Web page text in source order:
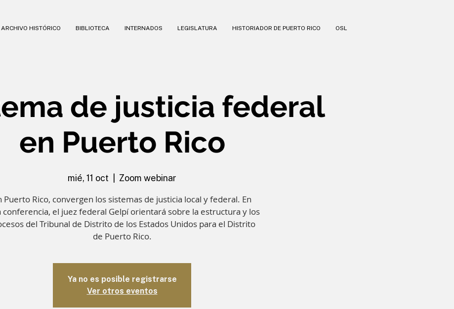
ARCHIVO HISTÓRICO BIBLIOTECA INTERNADOS LEGISLATURA HISTORIADOR DE PUERTO RICO OSL
de justicia federal
en Puerto Rico
mié, 11 oct Zoom webinar
Puerto Rico, convergen los sistemas de justicia local y federal. En
conferencia, el juez federal Gelpí orientará sobre la estructura y los
del Tribunal de Distrito de los Estados Unidos para el Distrito
de Puerto Rico.
Ya no es posible registrarse
Ver otros eventos